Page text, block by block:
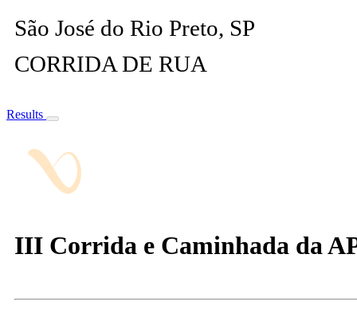
São José do Rio Preto, SP
CORRIDA DE RUA
Results
III Corrida e Caminhada da